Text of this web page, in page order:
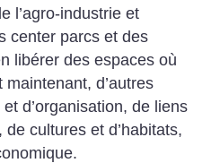
l’agro-industrie et
center parcs et des
libérer des espaces où
maintenant, d’autres
d’organisation, de liens
cultures et d’habitats,